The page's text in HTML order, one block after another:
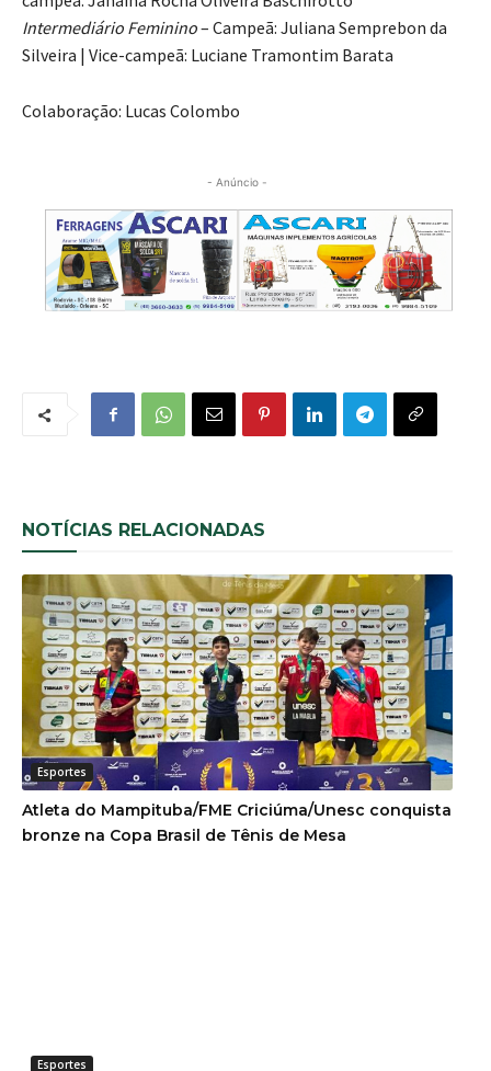
Intermediário Feminino– Campeã: Juliana Semprebon da
Silveira | Vice-campeã: Luciane Tramontim Barata
Colaboração: Lucas Colombo
- Anúncio -
NOTÍCIAS RELACIONADAS
Esportes
Atleta do Mampituba/FME Criciúma/Unesc conquista
bronze na Copa Brasil de Tênis de Mesa
Esportes